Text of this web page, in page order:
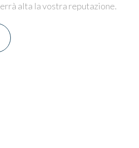
alta la vostra reputazione.